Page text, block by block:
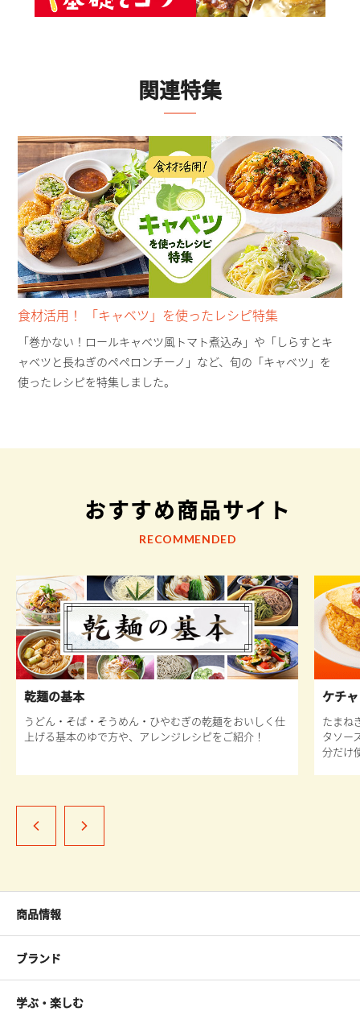
関連特集
食材活用！ 「キャベツ」を使ったレシピ特集
「巻かない！ロールキャベツ風トマト煮込み」や「しらすとキ
ャベツと長ねぎのペペロンチーノ」など、旬の「キャベツ」を
使ったレシピを特集しました。
おすすめ商品サイト
RECOMMENDED
乾麺の基本
うどん・そば・そうめん・ひやむぎの乾麺をおいしく仕
上げる基本のゆで方や、アレンジレシピをご紹介！
ケチ
たまね
タソー
分だけ
商品情報
ブランド
学ぶ・楽しむ